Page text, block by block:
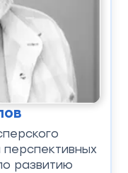
перспективных
развитию